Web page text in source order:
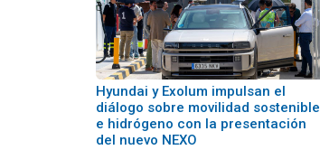
Hyundai y Exolum impulsan el
diálogo sobre movilidad sostenible
e hidrógeno con la presentación
del nuevo NEXO